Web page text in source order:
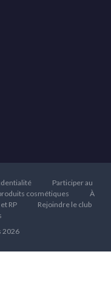
Participer au
cosmétiques
À
RP
Rejoindre le club
2026